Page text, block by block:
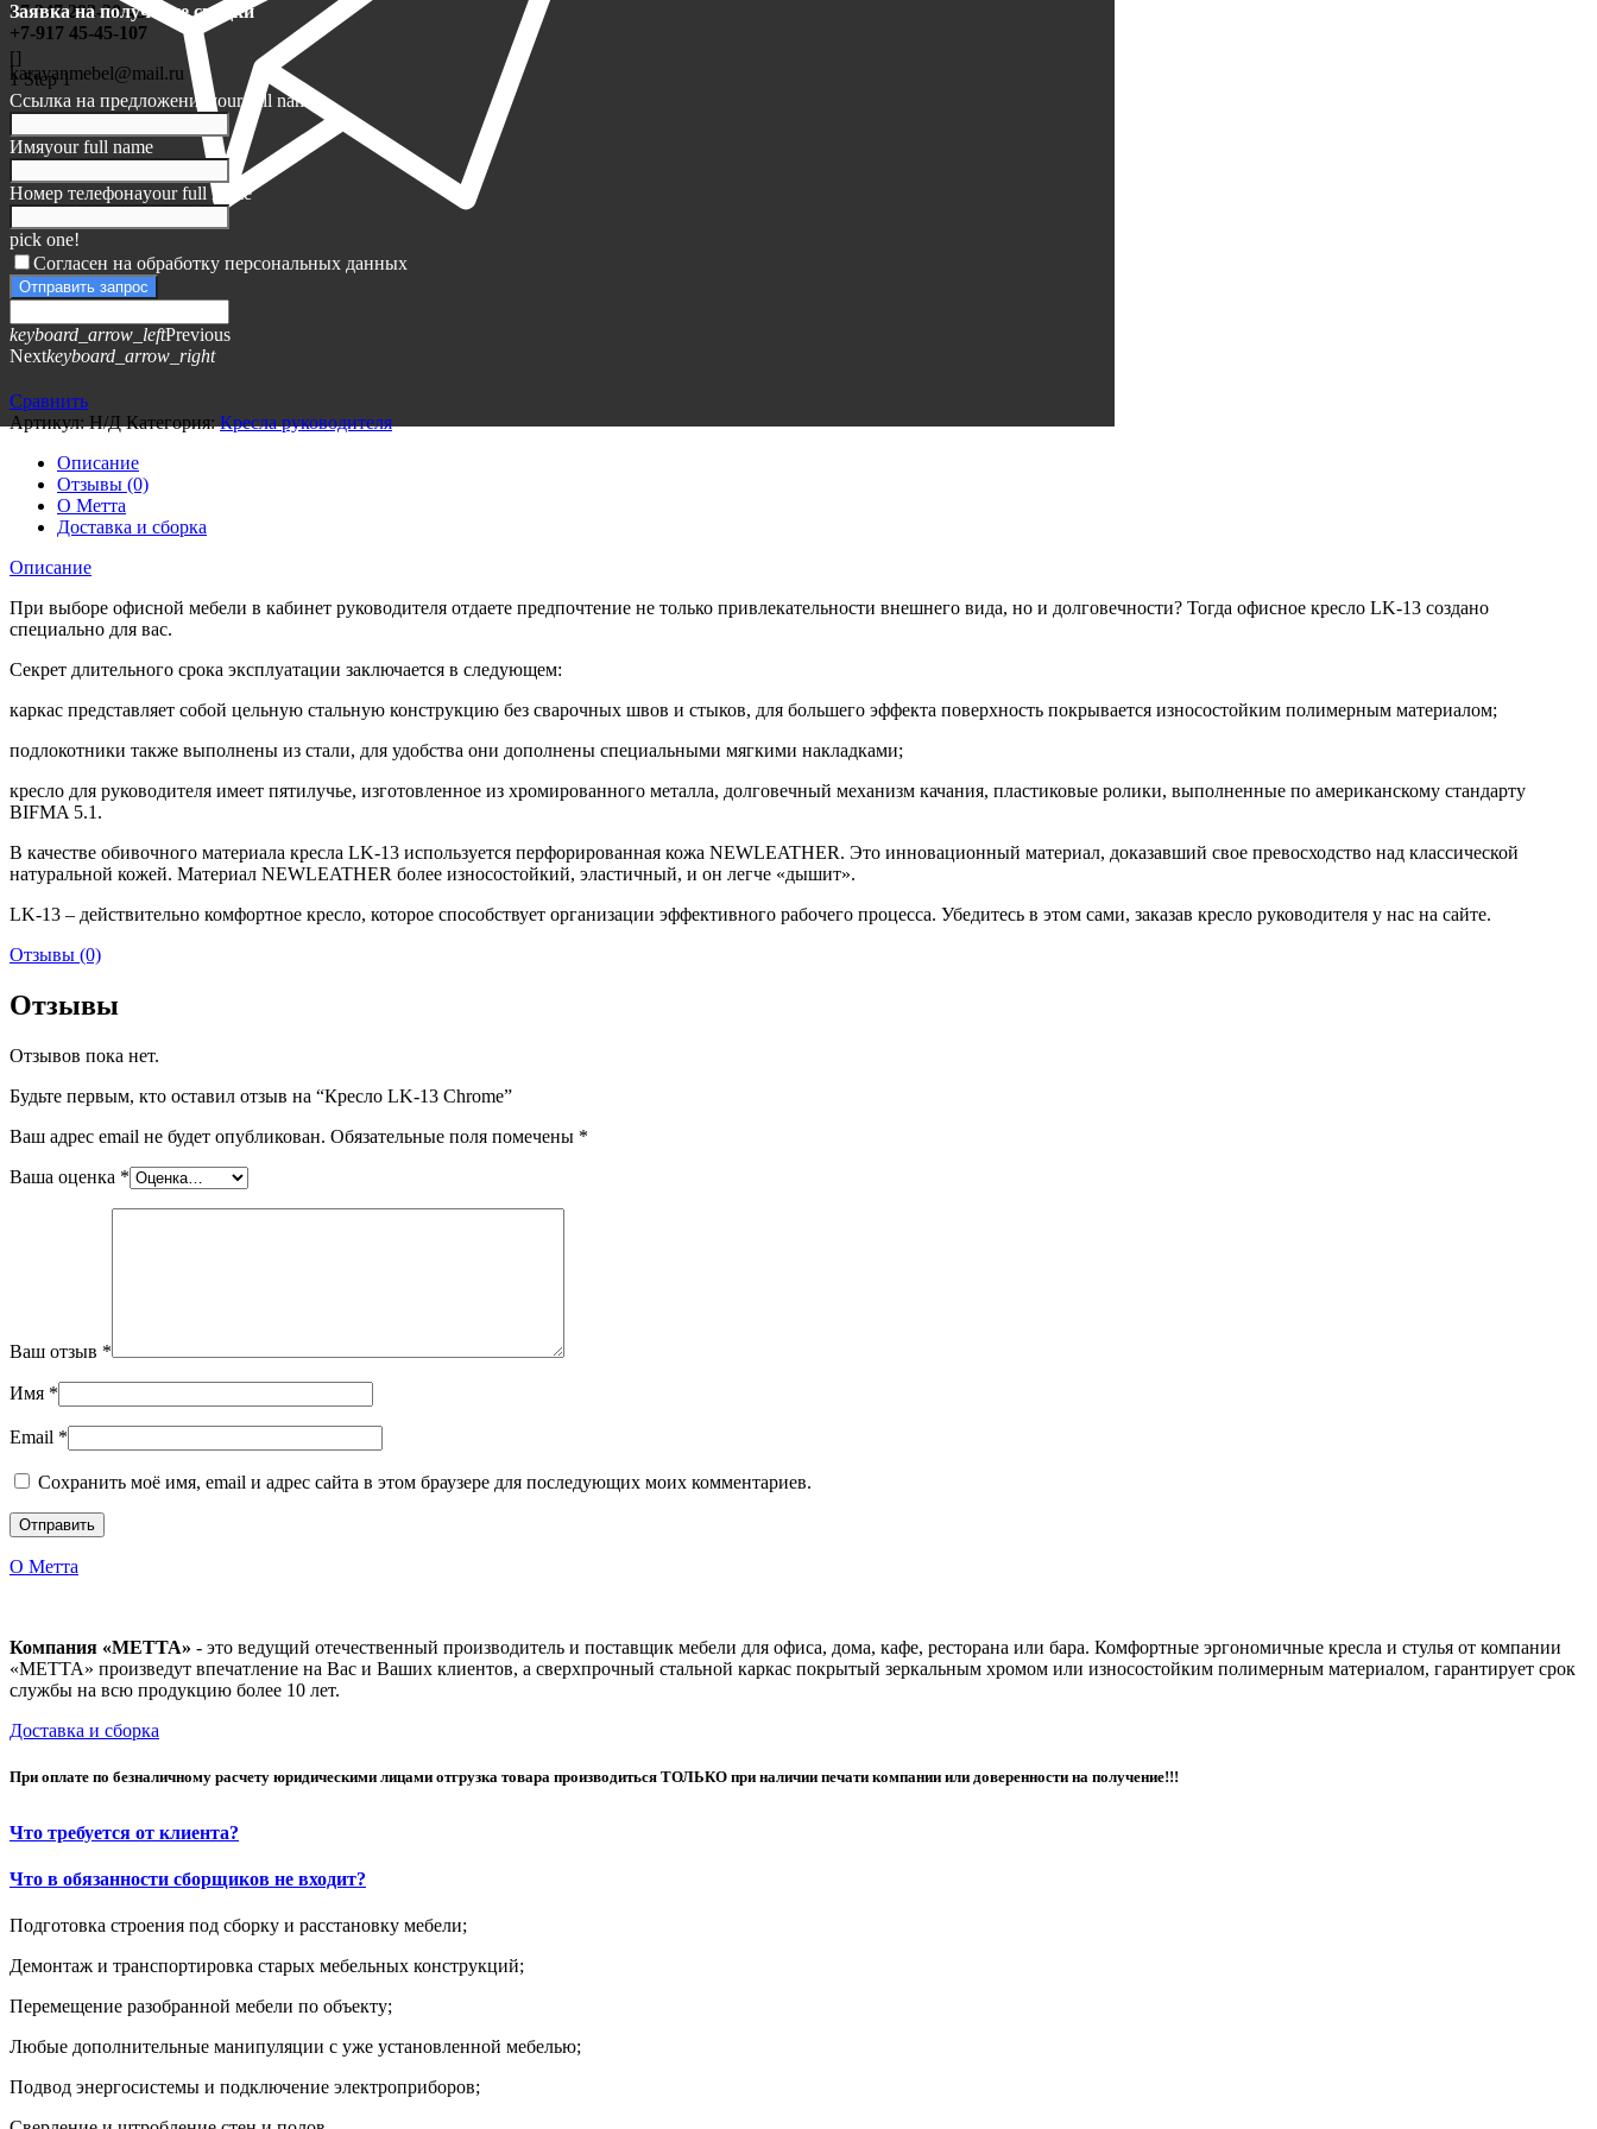
+7 347 292-30-45
+7-917 45-45-107
karavanmebel@mail.ru
Заявка на получение скидки
[]
1 Step 1
Ссылка на предложение
your full name
Имяyour full name
Номер телефонаyour full name
pick one!
Согласен на обработку персональных данных
Отправить запрос
keyboard_arrow_leftPrevious
Nextkeyboard_arrow_right
Сравнить
Артикул:Н/Д Категория:Кресла руководителя
Описание
Отзывы (0)
О Метта
Доставка и сборка
Описание
При выборе офисной мебели в кабинет руководителя отдаете предпочтение не только привлекательности внешнего вида, но и долговечности? Тогда офисное кресло LK-13 создано
специально для вас.
Секрет длительного срока эксплуатации заключается в следующем:
каркас представляет собой цельную стальную конструкцию без сварочных швов и стыков, для большего эффекта поверхность покрывается износостойким полимерным материалом;
подлокотники также выполнены из стали, для удобства они дополнены специальными мягкими накладками;
кресло для руководителя имеет пятилучье, изготовленное из хромированного металла, долговечный механизм качания, пластиковые ролики, выполненные по американскому стандарту
BIFMA 5.1.
В качестве обивочного материала кресла LK-13 используется перфорированная кожа NEWLEATHER. Это инновационный материал, доказавший свое превосходство над классической
натуральной кожей. Материал NEWLEATHER более износостойкий, эластичный, и он легче «дышит».
LK-13 – действительно комфортное кресло, которое способствует организации эффективного рабочего процесса. Убедитесь в этом сами, заказав кресло руководителя у нас на сайте.
Отзывы (0)
Отзывы
Отзывов пока нет.
Будьте первым, кто оставил отзыв на “Кресло LK-13 Chrome”
Ваш адрес email не будет опубликован. Обязательные поля помечены *
Ваша оценка *
Ваш отзыв *
Имя *
Email *
Сохранить моё имя, email и адрес сайта в этом браузере для последующих моих комментариев.
О Метта
Компания «МЕТТА» - это ведущий отечественный производитель и поставщик мебели для офиса, дома, кафе, ресторана или бара. Комфортные эргономичные кресла и стулья от компании
«МЕТТА» произведут впечатление на Вас и Ваших клиентов, а сверхпрочный стальной каркас покрытый зеркальным хромом или износостойким полимерным материалом, гарантирует срок
службы на всю продукцию более 10 лет.
Доставка и сборка
При оплате по безналичному расчету юридическими лицами отгрузка товара производиться ТОЛЬКО при наличии печати компании или доверенности на получение!!!
Что требуется от клиента?
Что в обязанности сборщиков не входит?
Подготовка строения под сборку и расстановку мебели;
Демонтаж и транспортировка старых мебельных конструкций;
Перемещение разобранной мебели по объекту;
Любые дополнительные манипуляции с уже установленной мебелью;
Подвод энергосистемы и подключение электроприборов;